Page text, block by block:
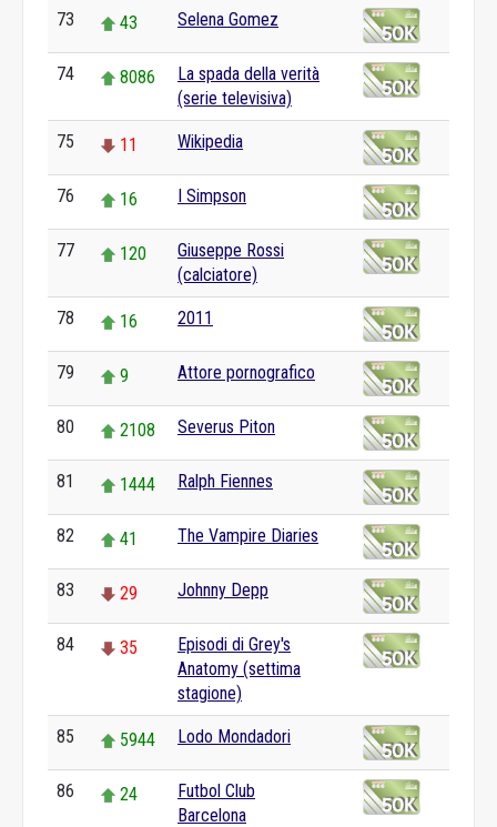
73 43 Selena Gomez
74 8086
La spada della verità
(serie televisiva)
75 11 Wikipedia
76 16 I Simpson
77 120
Giuseppe Rossi
(calciatore)
78 16 2011
79 9 Attore pornografico
80 2108 Severus Piton
81 1444 Ralph Fiennes
82 41 The Vampire Diaries
83 29 Johnny Depp
84 35
Episodi di Grey's
Anatomy (settima
stagione)
85 5944 Lodo Mondadori
86 24
Futbol Club
Barcelona